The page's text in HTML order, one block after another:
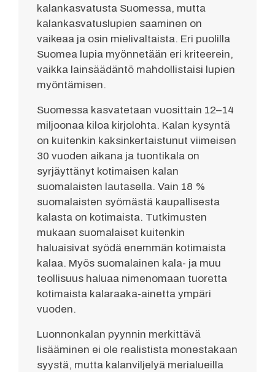
kalankasvatusta Suomessa, mutta
kalankasvatuslupien saaminen on
vaikeaa ja osin mielivaltaista. Eri puolilla
Suomea lupia myönnetään eri kriteerein,
vaikka lainsäädäntö mahdollistaisi lupien
myöntämisen.
Suomessa kasvatetaan vuosittain 12–14
miljoonaa kiloa kirjolohta. Kalan kysyntä
on kuitenkin kaksinkertaistunut viimeisen
30 vuoden aikana ja tuontikala on
syrjäyttänyt kotimaisen kalan
suomalaisten lautasella. Vain 18 %
suomalaisten syömästä kaupallisesta
kalasta on kotimaista. Tutkimusten
mukaan suomalaiset kuitenkin
haluaisivat syödä enemmän kotimaista
kalaa. Myös suomalainen kala- ja muu
teollisuus haluaa nimenomaan tuoretta
kotimaista kalaraaka-ainetta ympäri
vuoden.
Luonnonkalan pyynnin merkittävä
lisääminen ei ole realistista monestakaan
syystä, mutta kalanviljelyä merialueilla